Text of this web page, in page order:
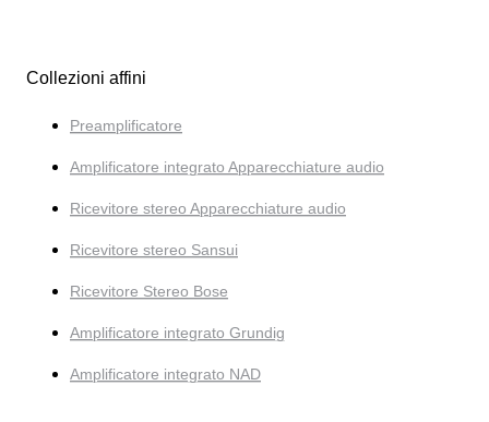
Collezioni affini
Preamplificatore
Amplificatore integrato Apparecchiature audio
Ricevitore stereo Apparecchiature audio
Ricevitore stereo Sansui
Ricevitore Stereo Bose
Amplificatore integrato Grundig
Amplificatore integrato NAD